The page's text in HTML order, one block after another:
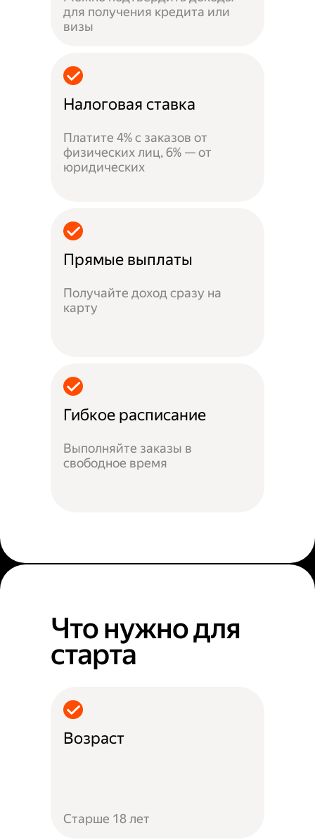
для получения кредита или
визы
Налоговая ставка
Платите 4% с заказов от
физических лиц, 6% — от
юридических
Прямые выплаты
Получайте доход сразу на
карту
Гибкое расписание
Выполняйте заказы в
свободное время
Что нужно для
старта
Возраст
Старше 18 лет